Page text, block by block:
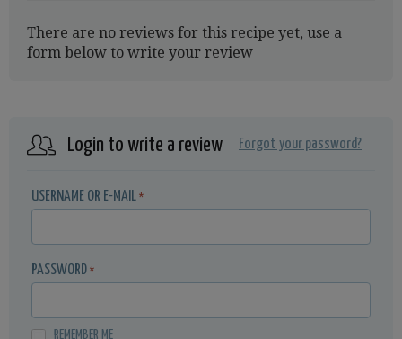
There are no reviews for this recipe yet, use a
form below to write your review
Login to write a review Forgot your password?
USERNAME OR E-MAIL *
PASSWORD *
REMEMBER ME